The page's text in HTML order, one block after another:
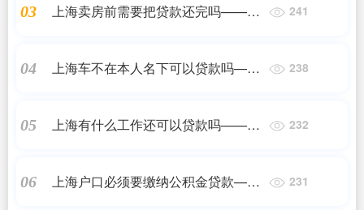
03
上海卖房前需要把贷款还完吗——正
241
04
上海车不在本人名下可以贷款吗——
238
05
上海有什么工作还可以贷款吗——正
232
06
上海户口必须要缴纳公积金贷款——
231